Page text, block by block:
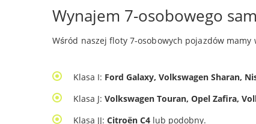
Wynajem 7-osobowego
Wśród naszej floty 7-osobowych pojazdów mamy
Klasa I: Ford Galaxy, Volkswagen Sharan,
Klasa J: Volkswagen Touran, Opel Zafira,
Klasa JJ: Citroën C4 lub podobny.